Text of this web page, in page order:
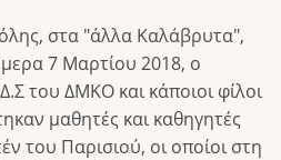
στα "άλλα Καλάβρυτα",
7 Μαρτίου 2018, ο
του ΔΜΚΟ και κάποιοι φίλοι
μαθητές και καθηγητές
του Παρισιού, οι οποίοι στη